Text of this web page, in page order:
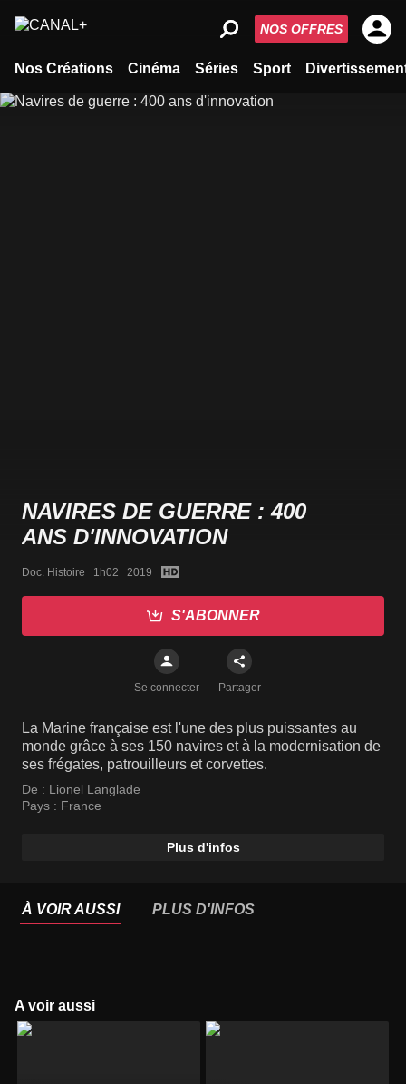
Nos Créations Cinéma Séries Sport
NOS OFFRES
NAVIRES DE GUERRE : 400
ANS D'INNOVATION
Doc. Histoire   1h02   2019
S'ABONNER
Se connecter Partager
La Marine française est l'une des plus puissantes au
monde grâce à ses 150 navires et à la modernisation de
ses frégates, patrouilleurs et corvettes.
De :
Lionel Langlade
Pays : France
Plus d'infos
À VOIR AUSSI PLUS D'INFOS
A voir aussi